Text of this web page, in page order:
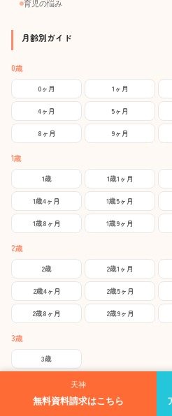
育児の悩み
月齢別ガイド
0歳
0ヶ月 1ヶ月
4ヶ月 5ヶ月
8ヶ月 9ヶ月
1歳
1歳 1歳1ヶ月
1歳4ヶ月 1歳5ヶ月
1歳8ヶ月 1歳9ヶ月
2歳
2歳 2歳1ヶ月
2歳4ヶ月 2歳5ヶ月
2歳8ヶ月 2歳9ヶ月
3歳
3歳
天神
無料資料請求はこちら